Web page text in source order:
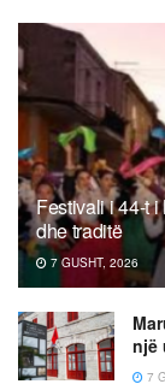
Festivali i 44-t
dhe traditë
7 GUSHT, 2026
një
7